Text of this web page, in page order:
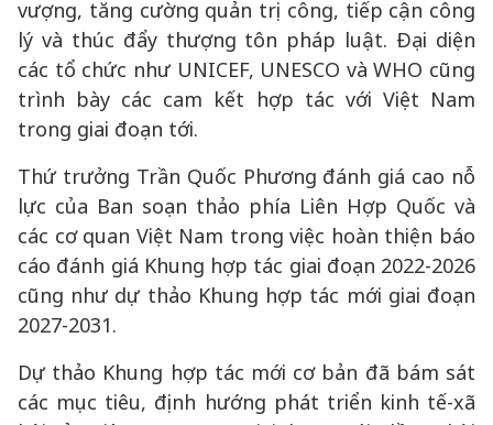
vượng, tăng cường quản trị công, tiếp cận công
lý và thúc đẩy thượng tôn pháp luật. Đại diện
các tổ chức như UNICEF, UNESCO và WHO cũng
trình bày các cam kết hợp tác với Việt Nam
trong giai đoạn tới.
Thứ trưởng Trần Quốc Phương đánh giá cao nỗ
lực của Ban soạn thảo phía Liên Hợp Quốc và
các cơ quan Việt Nam trong việc hoàn thiện báo
cáo đánh giá Khung hợp tác giai đoạn 2022-2026
cũng như dự thảo Khung hợp tác mới giai đoạn
2027-2031.
Dự thảo Khung hợp tác mới cơ bản đã bám sát
các mục tiêu, định hướng phát triển kinh tế-xã